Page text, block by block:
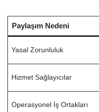
Paylaşım Nedeni
Yasal Zorunluluk
Hizmet Sağlayıcılar
Operasyonel İş Ortakları